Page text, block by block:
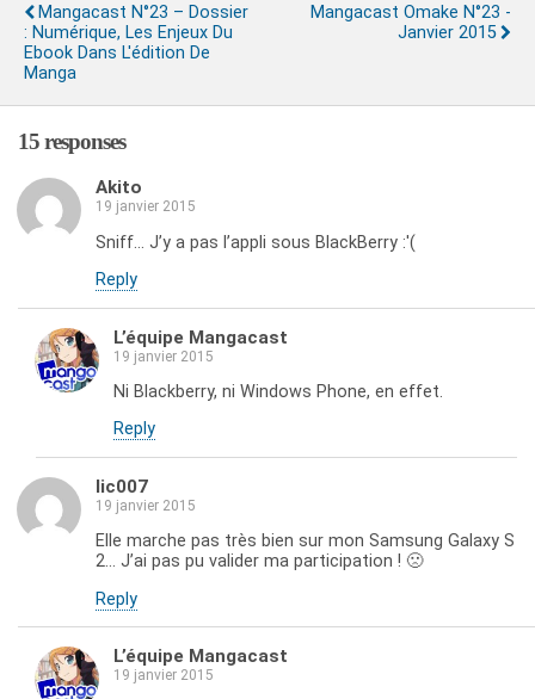
Mangacast N°23 – Dossier
: Numérique, Les Enjeux Du
Ebook Dans L'édition De
Manga
Mangacast Omake N°23 -
Janvier 2015
15 responses
Akito
19 janvier 2015
Sniff… J’y a pas l’appli sous BlackBerry :'(
Reply
L’équipe Mangacast
19 janvier 2015
Ni Blackberry, ni Windows Phone, en effet.
Reply
lic007
19 janvier 2015
Elle marche pas très bien sur mon Samsung Galaxy S
2… J’ai pas pu valider ma participation ! 🙁
Reply
L’équipe Mangacast
19 janvier 2015